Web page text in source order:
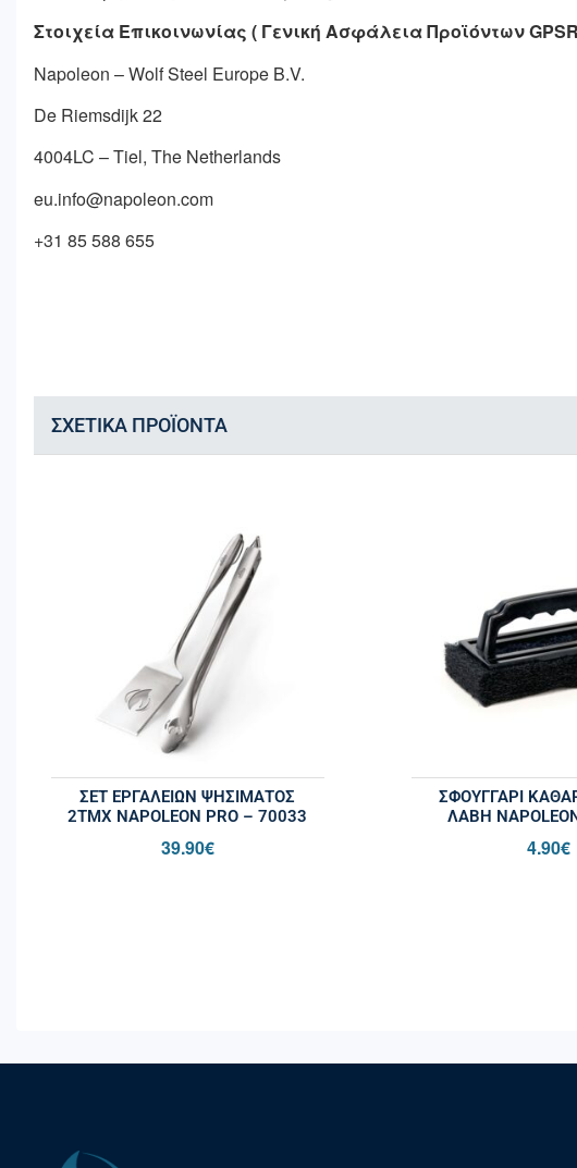
Στοιχεία Επικοινωνίας ( Γενική Ασφάλεια ΠροϊόντωνGPSR
Napoleon – Wolf Steel Europe B.V.
De Riemsdijk 22
4004LC – Tiel, The Netherlands
eu.info@napoleon.com
+31 85 588 655
ΣΧΕΤΙΚΆ ΠΡΟΪΌΝΤΑ
ΣΕΤ ΕΡΓΑΛΕΊΩΝ ΨΗΣΊΜΑΤΟΣ
2ΤΜΧ NAPOLEON PRO – 70033
39.90€
ΣΦΟΥΓΓΆΡΙ
ΛΑΒΉ
4.90€